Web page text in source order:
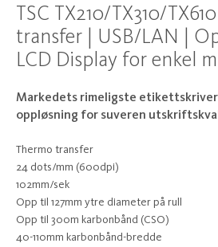
TSC TX210/TX310/
transfer | USB/LAN |
LCD Display for enkel
Markedets rimeligste etikettskriver
oppløsning for suveren
Thermo transfer
24 dots/mm (600dpi)
102mm/sek
Opp til 127mm ytre diameter på rull
Opp til 300m karbonbånd (CSO)
40-110mm karbonbånd-bredde